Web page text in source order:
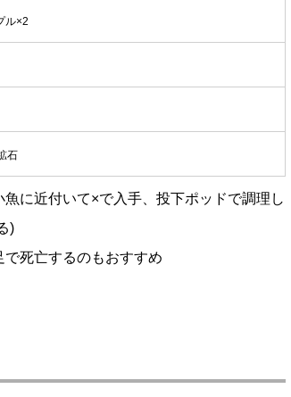
ル×2
石
に近付いて×で入手、投下ポッドで調理し
)
死亡するのもおすすめ